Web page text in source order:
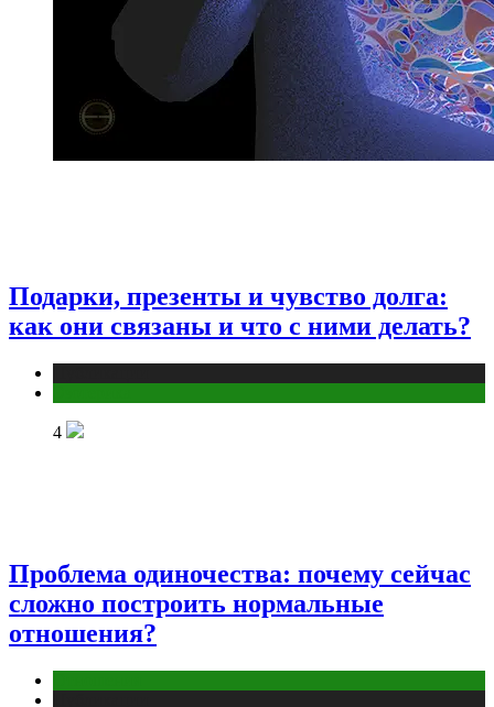
Подарки, презенты и чувство долга:
как они связаны и что с ними делать?
4
Проблема одиночества: почему сейчас
сложно построить нормальные
отношения?